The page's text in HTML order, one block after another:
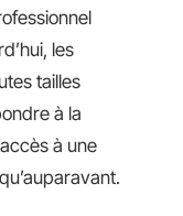
les
tailles
à la
à une